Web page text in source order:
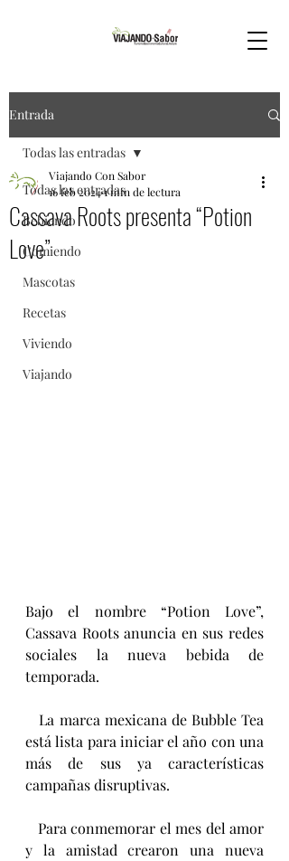
Entrada
Todas las entradas
Bebiendo
Comiendo
Mascotas
Recetas
Viviendo
Viajando
Todas las entradas
Cassava Roots presenta “Potion
Love”
Viajando Con Sabor
16 feb 20241 min de lectura
Bajo el nombre “Potion Love”,
Cassava Roots anuncia en sus redes
sociales la nueva bebida de
temporada.
   La marca mexicana de Bubble Tea
está lista para iniciar el año con una
más de sus ya características
campañas disruptivas.
y la amistad crearon una nueva